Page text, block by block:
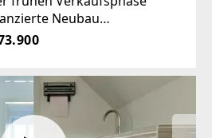
Neubau
von
Wohnungen sind